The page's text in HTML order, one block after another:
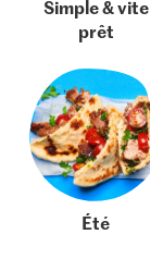
Simple & vite
prêt
Été